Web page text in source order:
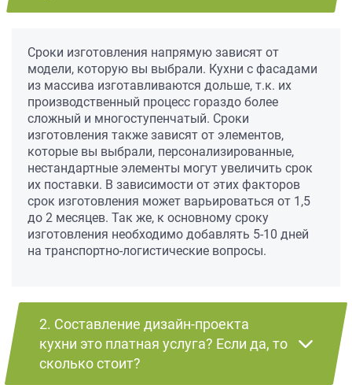
Сроки изготовления напрямую зависят от
модели, которую вы выбрали. Кухни с фасадами
из массива изготавливаются дольше, т.к. их
производственный процесс гораздо более
сложный и многоступенчатый. Сроки
изготовления также зависят от элементов,
которые вы выбрали, персонализированные,
нестандартные элементы могут увеличить срок
их поставки. В зависимости от этих факторов
срок изготовления может варьироваться от 1,5
до 2 месяцев. Так же, к основному сроку
изготовления необходимо добавлять 5-10 дней
на транспортно-логистические вопросы.
2. Составление дизайн-проекта
кухни это платная услуга? Если да, то
сколько стоит?